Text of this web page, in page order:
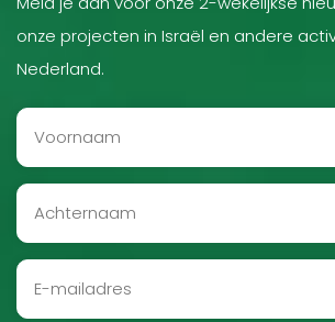
onze projecten in Israël en andere
Nederland.